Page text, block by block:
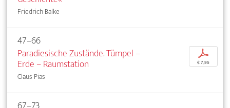
Friedrich Balke
47–66
Paradiesische Zustände. Tümpel –
Erde – Raumstation
Claus Pias
p
€ 7,95